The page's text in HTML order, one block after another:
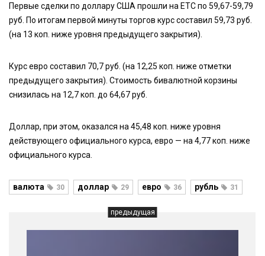
Первые сделки по доллару США прошли на ЕТС по 59,67-59,79
руб. По итогам первой минуты торгов курс составил 59,73 руб.
(на 13 коп. ниже уровня предыдущего закрытия).
Курс евро составил 70,7 руб. (на 12,25 коп. ниже отметки
предыдущего закрытия). Стоимость бивалютной корзины
снизилась на 12,7 коп. до 64,67 руб.
Доллар, при этом, оказался на 45,48 коп. ниже уровня
действующего официального курса, евро — на 4,77 коп. ниже
официального курса.
валюта 30 доллар 29 евро 36 рубль 31
предыдущая